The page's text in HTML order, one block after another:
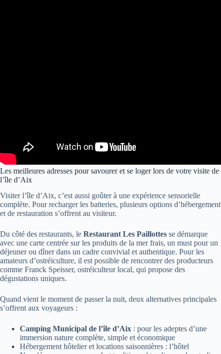
Les meilleures adresses pour savourer et se loger lors de votre visite de
l’île d’Aix
Visiter l’île d’Aix, c’est aussi goûter à une expérience sensorielle
complète. Pour recharger les batteries, plusieurs options d’hébergement
et de restauration s’offrent au visiteur.
Du côté des restaurants, le Restaurant Les Paillottes se démarque
avec une carte centrée sur les produits de la mer frais, un must pour un
déjeuner ou dîner dans un cadre convivial et authentique. Pour les
amateurs d’ostréiculture, il est possible de rencontrer des producteurs
comme Franck Speisser, ostréiculteur local, qui propose des
dégustations uniques.
Quand vient le moment de passer la nuit, deux alternatives principales
s’offrent aux voyageurs :
Camping Municipal de l’île d’Aix : pour les adeptes d’une
immersion nature complète, simple et économique
Hébergement hôtelier et locations saisonnières : l’hôtel